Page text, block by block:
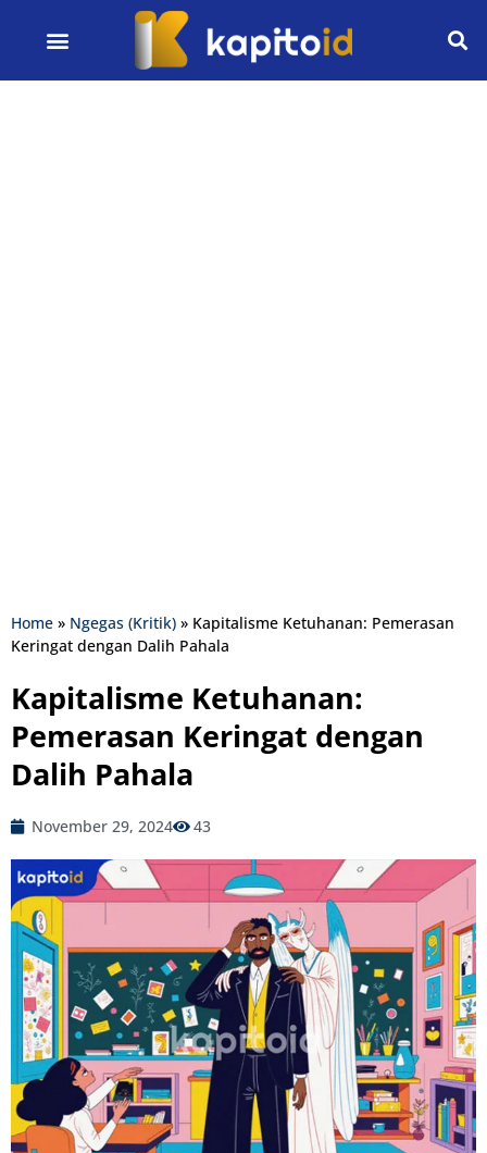
Home » Ngegas (Kritik) » Kapitalisme Ketuhanan: Pemerasan
Keringat dengan Dalih Pahala
Kapitalisme Ketuhanan:
Pemerasan Keringat dengan
Dalih Pahala
November 29, 2024 43